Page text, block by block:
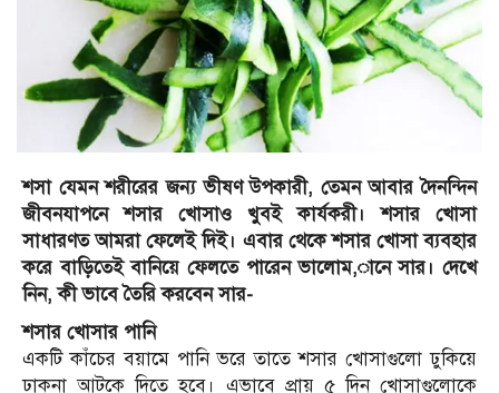
শসা যেমন শরীরের জন্য ভীষণ উপকারী, তেমন আবার দৈনন্দিন
জীবনযাপনে শসার খোসাও খুবই কার্যকরী। শসার খোসা
সাধারণত আমরা ফেলেই দিই। এবার থেকে শসার খোসা ব্যবহার
করে বাড়িতেই বানিয়ে ফেলতে পারেন ভালোম,ানে সার। দেখে
নিন, কী ভাবে তৈরি করবেন সার-
শসার খোসার পানি
একটি কাঁচের বয়ামে পানি ভরে তাতে শসার খোসাগুলো ঢুকিয়ে
ঢাকনা আটকে দিতে হবে। এভাবে প্রায় ৫ দিন খোসাগুলোকে